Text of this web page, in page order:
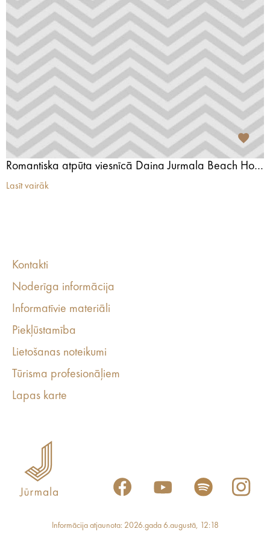
Romantiska atpūta viesnīcā Daina Jurmala Beach Hotel & SPA
Lasīt vairāk
Kontakti
Noderīga informācija
Informatīvie materiāli
Piekļūstamība
Lietošanas noteikumi
Tūrisma profesionāļiem
Lapas karte
Informācija atjaunota: 2026.gada 6.augustā, 12:18